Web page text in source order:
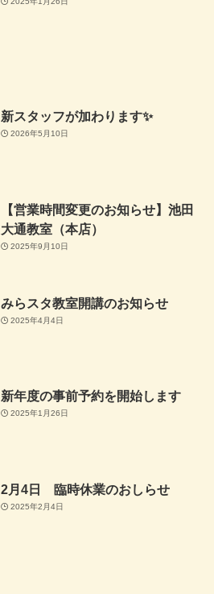
新スタッフが加わります✨
2026年5月10日
【営業時間変更のお知らせ】池田
大通教室（本店）
2025年9月10日
みらスタ教室開講のお知らせ
2025年4月4日
新年度の事前予約を開始します
2025年1月26日
2月4日 臨時休業のおしらせ
2025年2月4日